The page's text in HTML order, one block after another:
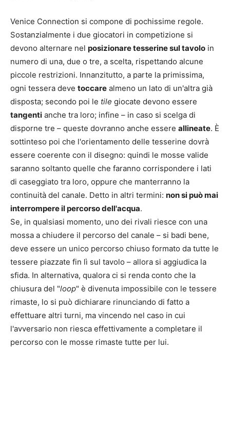
Venice Connection si compone di pochissime regole.
Sostanzialmente i due giocatori in competizione si
devono alternare nel posizionare tesserine sul tavolo in
numero di una, due o tre, a scelta, rispettando alcune
piccole restrizioni. Innanzitutto, a parte la primissima,
ogni tessera deve toccare almeno un lato di un'altra già
disposta; secondo poi le tile giocate devono essere
tangenti anche tra loro; infine – in caso si scelga di
disporne tre – queste dovranno anche essere allineate. È
sottinteso poi che l'orientamento delle tesserine dovrà
essere coerente con il disegno: quindi le mosse valide
saranno soltanto quelle che faranno corrispondere i lati
di caseggiato tra loro, oppure che manterranno la
continuità del canale. Detto in altri termini: non si può mai
interrompere il percorso dell'acqua.
Se, in qualsiasi momento, uno dei rivali riesce con una
mossa a chiudere il percorso del canale – si badi bene,
deve essere un unico percorso chiuso formato da tutte le
tessere piazzate fin lì sul tavolo – allora si aggiudica la
sfida. In alternativa, qualora ci si renda conto che la
chiusura del "loop" è divenuta impossibile con le tessere
rimaste, lo si può dichiarare rinunciando di fatto a
effettuare altri turni, ma vincendo nel caso in cui
l'avversario non riesca effettivamente a completare il
percorso con le mosse rimaste tutte per lui.